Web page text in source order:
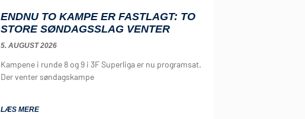
ENDNU TO KAMPE ER FASTLAGT: TO
STORE SØNDAGSSLAG VENTER
5. AUGUST 2026
Kampene i runde 8 og 9 i 3F Superliga er nu programsat.
Der venter søndagskampe
LÆS MERE